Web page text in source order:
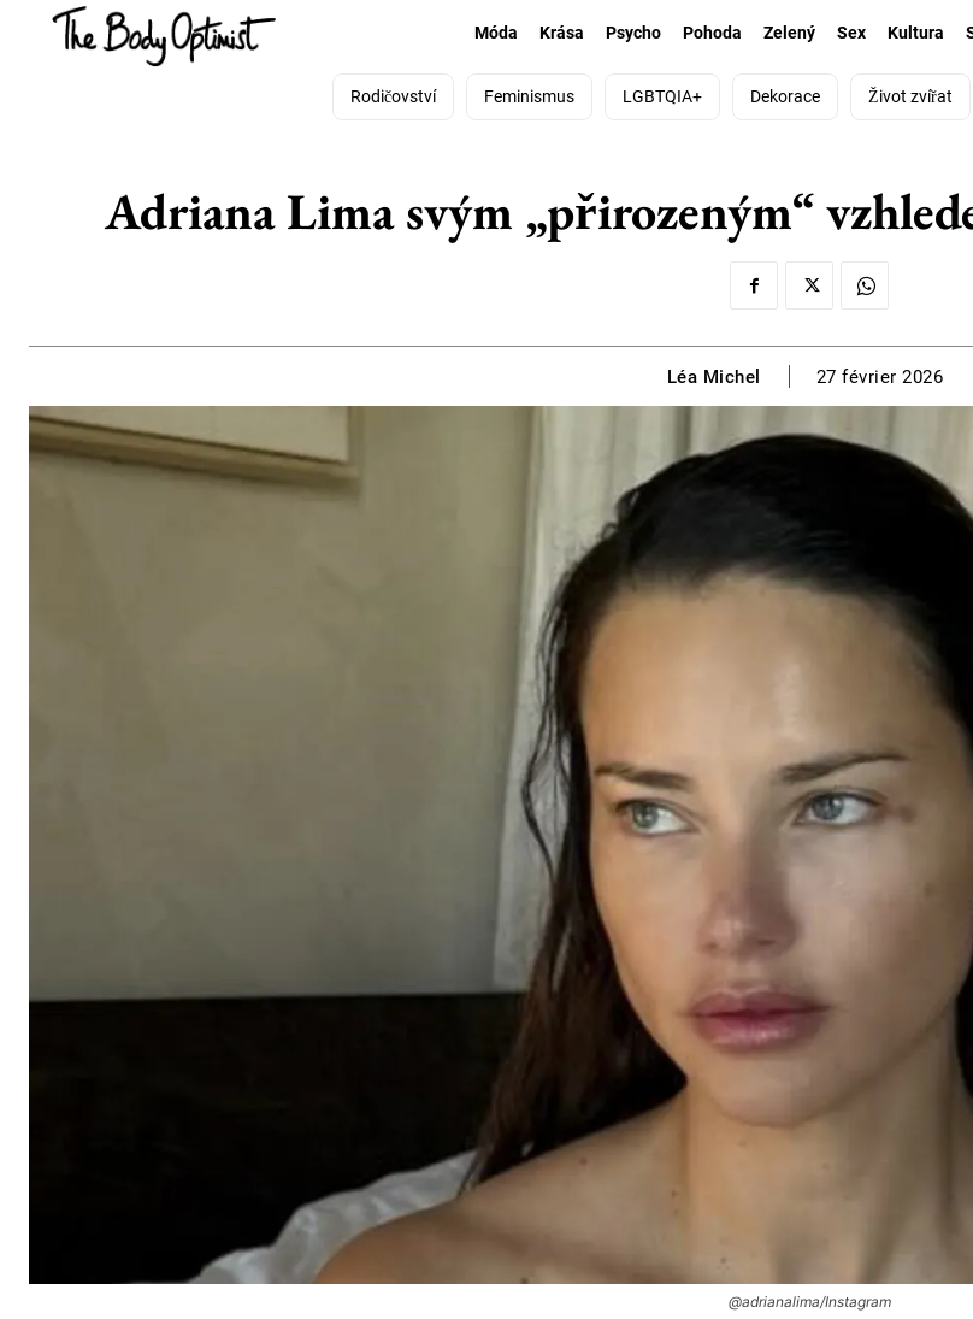
Móda Krása Psycho Pohoda Zelený Sex Kultura
Rodičovství Feminismus LGBTQIA+ Dekorace Život zvířat
Adriana Lima svým „přirozeným“
Léa Michel 27 février 2026
@adrianalima/Instagram